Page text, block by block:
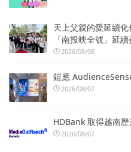
天上父親的愛延續
「南投映全號」延
2026/08/08
鎧應
2026/08/07
HDBank 取得越南
2026/08/07